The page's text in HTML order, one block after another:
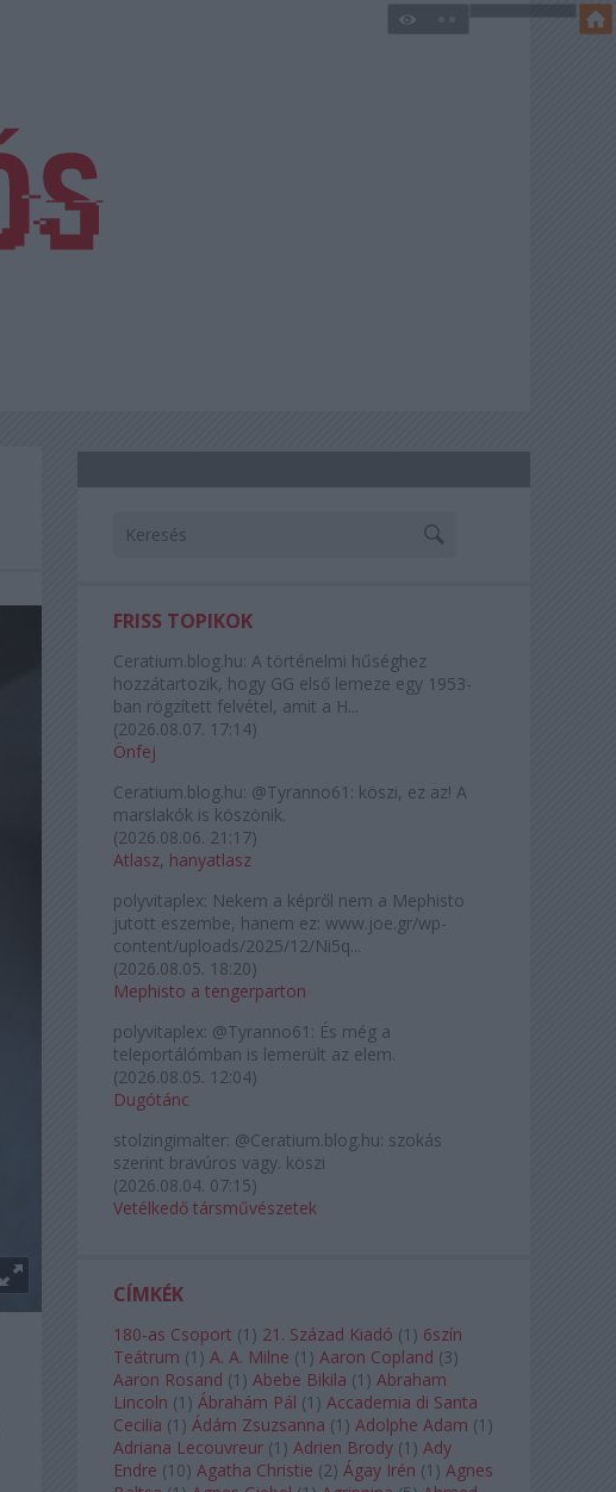
FRISS TOPIKOK
Ceratium.blog.hu: A történelmi hűséghez
hozzátartozik, hogy GG első lemeze egy 1953-
ban rögzített felvétel, amit a H...
(2026.08.07. 17:14)
Önfej
Ceratium.blog.hu: @Tyranno61: köszi, ez az! A
marslakók is köszönik.
(2026.08.06. 21:17)
Atlasz, hanyatlasz
polyvitaplex: Nekem a képről nem a Mephisto
jutott eszembe, hanem ez: www.joe.gr/wp-
content/uploads/2025/12/Ni5q...
(2026.08.05. 18:20)
Mephisto a tengerparton
polyvitaplex: @Tyranno61: És még a
teleportálómban is lemerült az elem.
(2026.08.05. 12:04)
Dugótánc
stolzingimalter: @Ceratium.blog.hu: szokás
szerint bravúros vagy. köszi
(2026.08.04. 07:15)
Vetélkedő társművészetek
CÍMKÉK
180-as Csoport (1 ) 21. Század Kiadó (1 ) 6szín
Teátrum (1 ) A. A. Milne (1 ) Aaron Copland (3)
Aaron Rosand (1 ) Abebe Bikila (1 ) Abraham
Lincoln (1 ) Ábrahám Pál (1 ) Accademia di Santa
Cecilia (1 ) Ádám Zsuzsanna (1 ) Adolphe Adam (1 )
Adriana Lecouvreur (1 ) Adrien Brody (1 ) Ady
Endre (10) Agatha Christie (2) Ágay Irén (1 ) Agnes